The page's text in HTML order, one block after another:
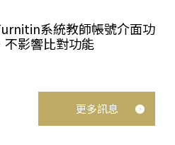
系統教師帳號介面功
不影響比對功能
更多訊息